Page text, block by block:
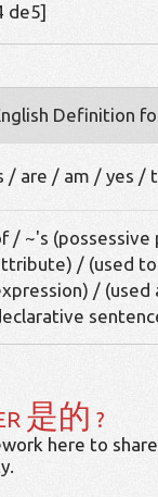
de5]
Definition
/ are / am / yes /
/ ~'s
/ (used
/ (used
是的 ?
here to